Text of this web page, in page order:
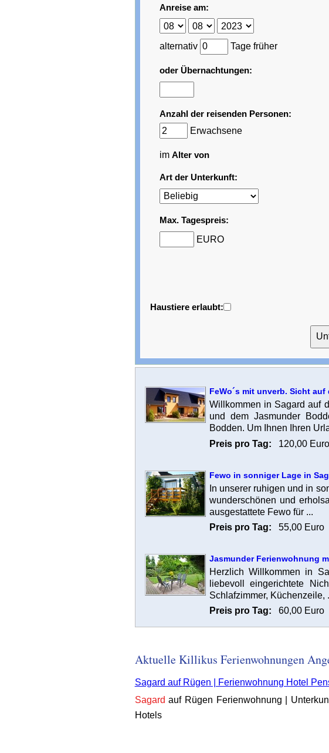
Anreise am:
alternativ Tage früher
oder Übernachtungen:
Anzahl der reisenden Personen:
Erwachsene
im Alter von
Art der Unterkunft:
Max. Tagespreis:
EURO
Haustiere erlaubt:
FeWo´s mit unverb. Sicht
Willkommen in Sagard auf
und dem Jasmunder
Bodden. Um Ihnen Ihren
Preis pro Tag:
120,00 Euro
Fewo in sonniger Lage in
In unserer ruhigen und in
wunderschönen und
ausgestattete Fewo für ...
Preis pro Tag:
55,00 Euro
Jasmunder Ferienwohnung
Herzlich Willkommen in
liebevoll eingerichtete
Schlafzimmer, Küchenzeile,
Preis pro Tag:
60,00 Euro
Aktuelle Killikus Ferienwohnungen
Sagard auf Rügen | Ferienwohnung Hotel
Sagard auf Rügen Ferienwohnung |
Hotels